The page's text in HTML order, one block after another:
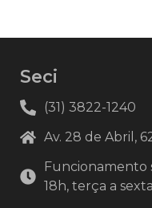
Seci
(31) 3822-1240
Av. 28 de Abril,
Funcionamento
18h, terça a